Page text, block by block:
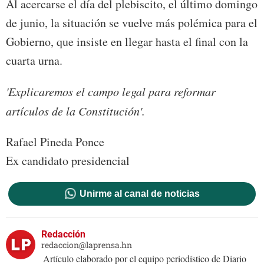
Al acercarse el día del plebiscito, el último domingo
de junio, la situación se vuelve más polémica para el
Gobierno, que insiste en llegar hasta el final con la
cuarta urna.
'Explicaremos el campo legal para reformar
artículos de la Constitución'.
Rafael Pineda Ponce
Ex candidato presidencial
Unirme al canal de noticias
Redacción
redaccion@laprensa.hn
Artículo elaborado por el equipo periodístico de Diario